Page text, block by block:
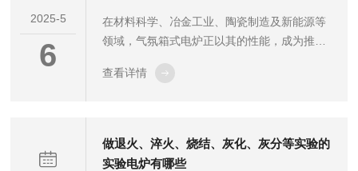
的风扇会吸收室内空气，经过加热后的电热
管，增加空气的温度。热空气通过风扇的强制
2025-5
6
在材料科学、冶金工业、陶瓷制造及新能源等
领域，气氛箱式电炉正以其的性能，成为推动
采用先进的温度控制系统，能够在高温环境下
还是半导体制造、电子元器件测试等对温度精
度要求高的领域，都能适配。灵活气氛，随心
查看详情
做退火、淬火、烧结、灰化、灰分等实验的
实验电炉有哪些